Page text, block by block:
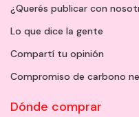
¿Querés publicar con
Lo que dice la gente
Compartí tu opinión
Compromiso de carbono
Dónde comprar